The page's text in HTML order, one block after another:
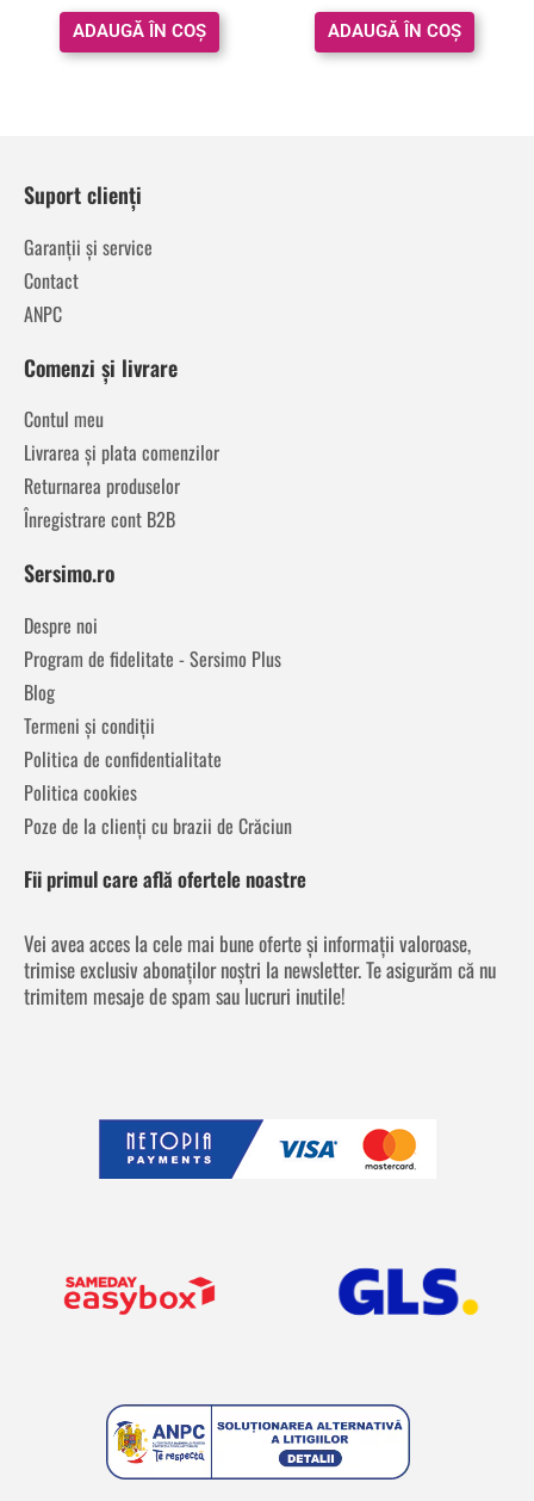
din 5
ADAUGĂ ÎN COȘ
din 5
ADAUGĂ ÎN COȘ
Suport clienți
Garanții și service
Contact
ANPC
Comenzi și livrare
Contul meu
Livrarea și plata comenzilor
Returnarea produselor
Înregistrare cont B2B
Sersimo.ro
Despre noi
Program de fidelitate - Sersimo Plus
Blog
Termeni și condiții
Politica de confidentialitate
Politica cookies
Poze de la clienți cu brazii de Crăciun
Fii primul care află ofertele noastre
Vei avea acces la cele mai bune oferte și informații valoroase,
trimise exclusiv abonaților noștri la newsletter. Te asigurăm că nu
trimitem mesaje de spam sau lucruri inutile!